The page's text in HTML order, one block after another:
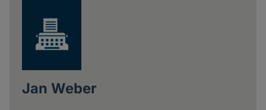
Jan Weber